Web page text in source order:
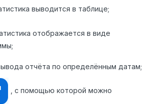
выводится в таблице;
отображается в виде
отчёта по определённым датам;
, с помощью которой можно